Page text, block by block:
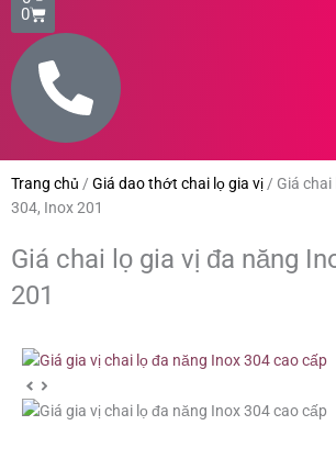
0
Trang chủ / Giá dao thớt chai lọ gia vị / Giá
304, Inox 201
Giá chai lọ gia vị đa năng
201